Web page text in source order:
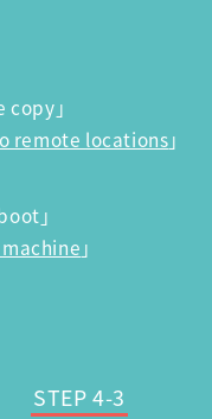
copy」
remote locations」
」
」
STEP 4-3